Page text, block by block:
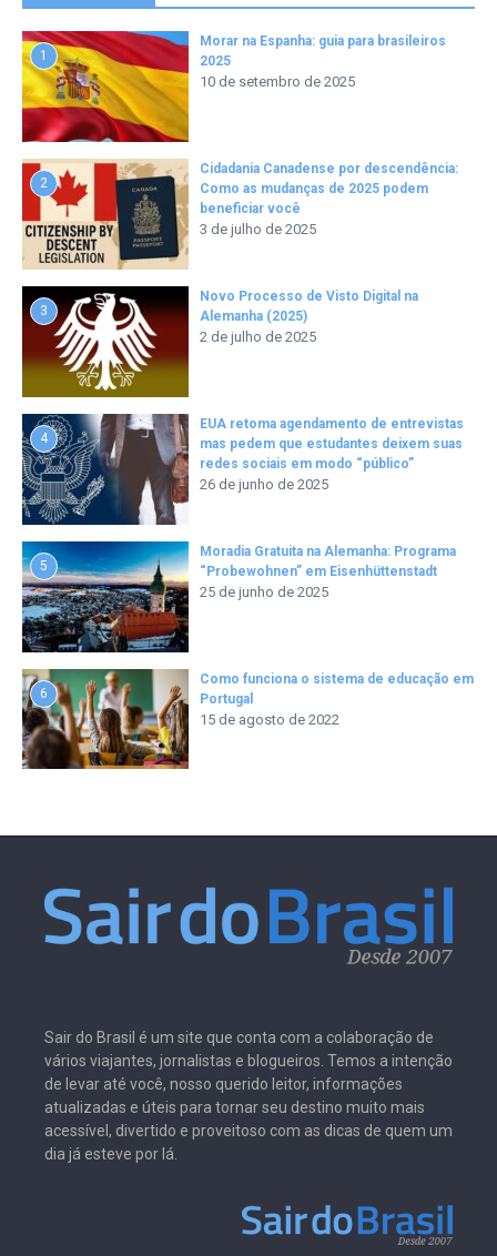
1
Morar na Espanha: guia para brasileiros
2025
10 de setembro de 2025
2
Cidadania Canadense por descendência:
Como as mudanças de 2025 podem
beneficiar você
3 de julho de 2025
3
Novo Processo de Visto Digital na
Alemanha (2025)
2 de julho de 2025
4
EUA retoma agendamento de entrevistas
mas pedem que estudantes deixem suas
redes sociais em modo “público”
26 de junho de 2025
5
Moradia Gratuita na Alemanha: Programa
“Probewohnen” em Eisenhüttenstadt
25 de junho de 2025
6
Como funciona o sistema de educação em
Portugal
15 de agosto de 2022
Sair do Brasil é um site que conta com a colaboração de
vários viajantes, jornalistas e blogueiros. Temos a intenção
de levar até você, nosso querido leitor, informações
atualizadas e úteis para tornar seu destino muito mais
acessível, divertido e proveitoso com as dicas de quem um
dia já esteve por lá.